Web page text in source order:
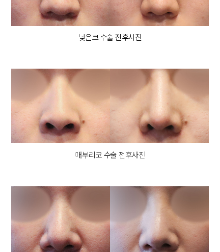
낮은코 수술 전후사진
매부리코 수술 전후사진